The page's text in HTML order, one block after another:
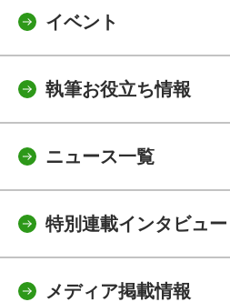
イベント
執筆お役立ち情報
ニュース一覧
特別連載インタビュー
メディア掲載情報